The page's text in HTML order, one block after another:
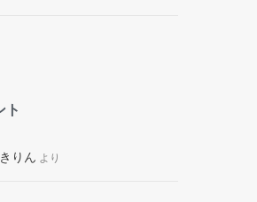
ト
きりん より